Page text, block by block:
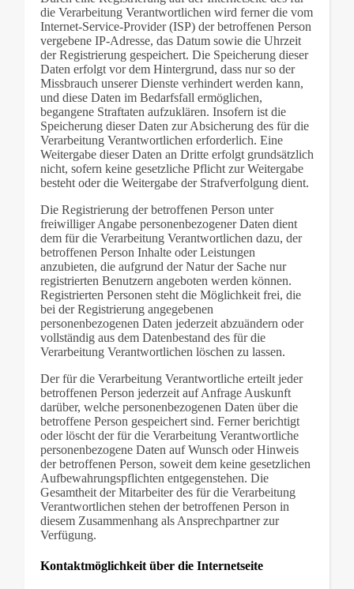
die Verarbeitung Verantwortlichen wird ferner die vom
Internet-Service-Provider (ISP) der betroffenen Person
vergebene IP-Adresse, das Datum sowie die Uhrzeit
der Registrierung gespeichert. Die Speicherung dieser
Daten erfolgt vor dem Hintergrund, dass nur so der
Missbrauch unserer Dienste verhindert werden kann,
und diese Daten im Bedarfsfall ermöglichen,
begangene Straftaten aufzuklären. Insofern ist die
Speicherung dieser Daten zur Absicherung des für die
Verarbeitung Verantwortlichen erforderlich. Eine
Weitergabe dieser Daten an Dritte erfolgt grundsätzlich
nicht, sofern keine gesetzliche Pflicht zur Weitergabe
besteht oder die Weitergabe der Strafverfolgung dient.
Die Registrierung der betroffenen Person unter
freiwilliger Angabe personenbezogener Daten dient
dem für die Verarbeitung Verantwortlichen dazu, der
betroffenen Person Inhalte oder Leistungen
anzubieten, die aufgrund der Natur der Sache nur
registrierten Benutzern angeboten werden können.
Registrierten Personen steht die Möglichkeit frei, die
bei der Registrierung angegebenen
personenbezogenen Daten jederzeit abzuändern oder
vollständig aus dem Datenbestand des für die
Verarbeitung Verantwortlichen löschen zu lassen.
Der für die Verarbeitung Verantwortliche erteilt jeder
betroffenen Person jederzeit auf Anfrage Auskunft
darüber, welche personenbezogenen Daten über die
betroffene Person gespeichert sind. Ferner berichtigt
oder löscht der für die Verarbeitung Verantwortliche
personenbezogene Daten auf Wunsch oder Hinweis
der betroffenen Person, soweit dem keine gesetzlichen
Aufbewahrungspflichten entgegenstehen. Die
Gesamtheit der Mitarbeiter des für die Verarbeitung
Verantwortlichen stehen der betroffenen Person in
diesem Zusammenhang als Ansprechpartner zur
Verfügung.
Kontaktmöglichkeit über die Internetseite